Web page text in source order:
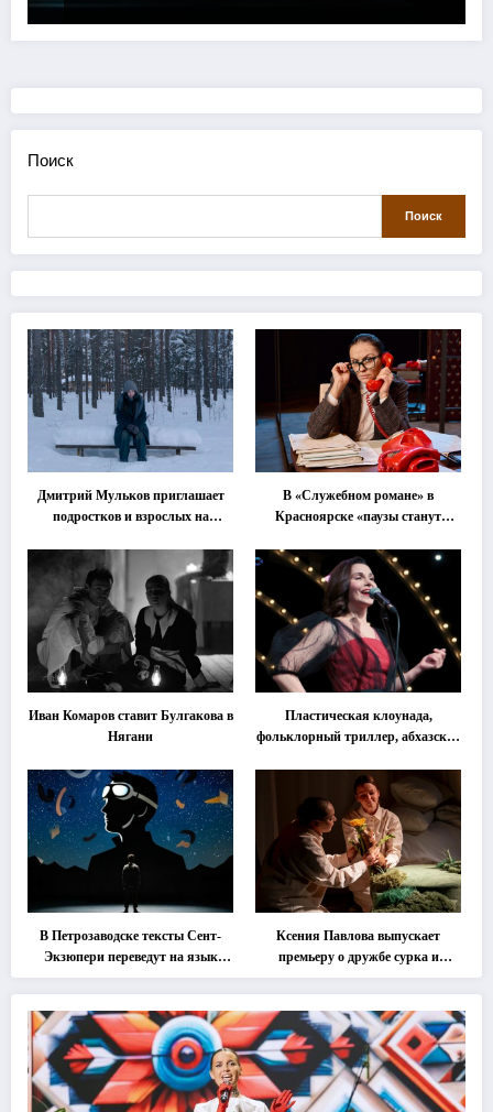
Поиск
Поиск
Дмитрий Мульков приглашает
подростков и взрослых на
В «Служебном романе» в
Красноярске «паузы станут
Иван Комаров ставит Булгакова в
Нягани
Пластическая клоунада,
фольклорный триллер, абхазская
втором этапе фестиваля
«Монокль»
В Петрозаводске тексты Сент-
Экзюпери переведут на язык
современной хореографии
Ксения Павлова выпускает
премьеру о дружбе сурка и
одуванчика